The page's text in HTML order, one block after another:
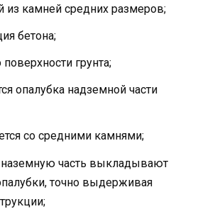
из камней средних размеров;
бетона;
грунта;
опалубка надземной части
со средними камнями;
часть выкладывают
точно выдерживая